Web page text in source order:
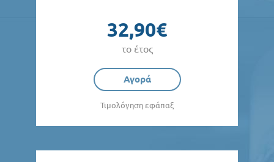
32,90€
το έτος
Αγορά
Τιμολόγηση εφάπαξ